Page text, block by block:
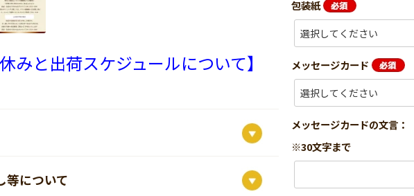
みと出荷スケジュールについて】
等について
包装紙
メッセージカード
メッセージカードの文言：
※30文字まで